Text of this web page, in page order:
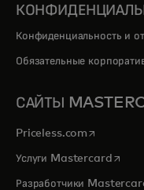
Конфиденциальность и
Обязательные
САЙТЫ
Priceless.com opens in a
Услуги Mastercard
Разработчики